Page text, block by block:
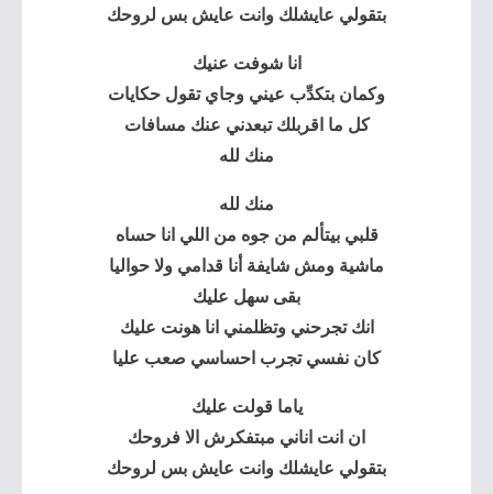
بتقولي عايشلك وانت عايش بس لروحك
انا شوفت عنيك
وكمان بتكدِّب عيني وجاي تقول حكايات
كل ما اقربلك تبعدني عنك مسافات
منك لله
منك لله
قلبي بيتألم من جوه من اللي انا حساه
ماشية ومش شايفة أنا قدامي ولا حواليا
بقى سهل عليك
انك تجرحني وتظلمني انا هونت عليك
كان نفسي تجرب احساسي صعب عليا
ياما قولت عليك
ان انت اناني مبتفكرش الا فروحك
بتقولي عايشلك وانت عايش بس لروحك